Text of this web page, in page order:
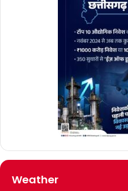
Weather